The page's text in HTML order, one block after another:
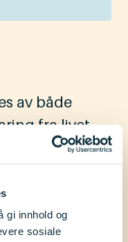
gi innhold og
sosiale
av både
fra livet
finner du